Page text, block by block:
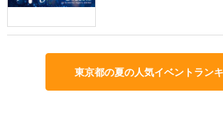
東京都の夏の人気イベントラン